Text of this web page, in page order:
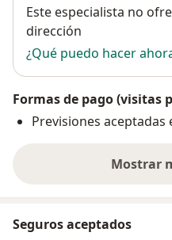
Disponibilidad
Este especialista no
dirección
¿Qué puedo hacer
Formas de pago (visitas
Previsiones aceptadas
Mostrar
Seguros aceptados